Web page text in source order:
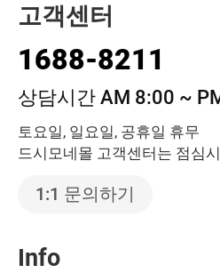
고객센터
1688-8211
상담시간 AM 8:00 ~
토요일, 일요일, 공휴일 휴무
드시모네몰 고객센터는 점심
1:1 문의하기
Info